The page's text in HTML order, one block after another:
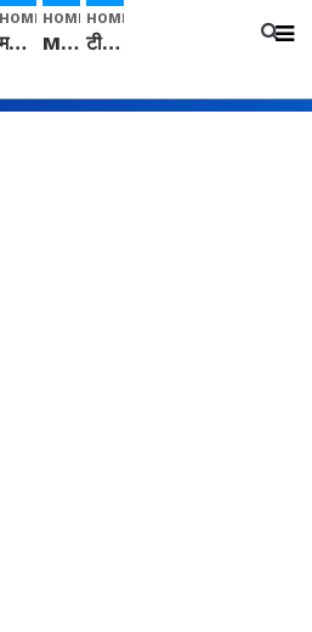
HOME
मनीषा हत्याकांड: हत्या, आत्महत्या या कोई बड़ा राज? | Full Story | Josh Haryana
HOME
Mangalsutra: हिंदू धर्म में शादी के बाद मंगलसूत्र क्यों पहनती है महिलाएं, किसने शुरु की ये परंपरा
HOME
टीम बीकेई ने एग्रीकल्चर ग्रेड की यूरिया खाद गट्टों में बदलकर टेक्निकल ग्रेड में बेचने वालों पर करवाई कार्रवाई: लखविंदर सिंह औलख